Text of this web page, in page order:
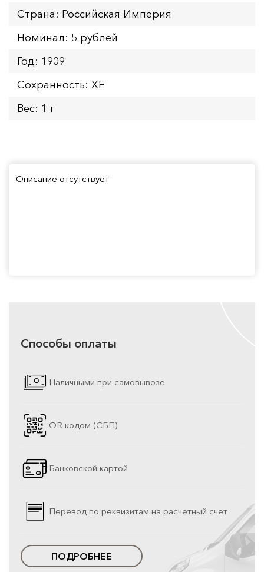
Страна: Российская Империя
Номинал: 5 рублей
Год: 1909
Сохранность: XF
Вес: 1 г
Описание отсутствует
Способы оплаты
Наличными при самовывозе
QR кодом (СБП)
Банковской картой
Перевод по реквизитам на расчетный счет
ПОДРОБНЕЕ